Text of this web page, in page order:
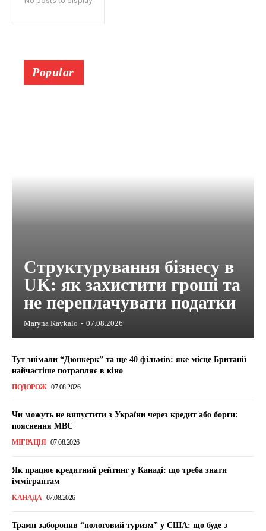
Popular
Структурування бізнесу в
UK: як захистити гроші та
не переплачувати податки
Maryna Kavkalo - 07.08.2026
Тут знімали “Дюнкерк” та ще 40 фільмів: яке місце Британії
найчастіше потрапляє в кіно
ПОДОРОЖ 07.08.2026
Чи можуть не випустити з України через кредит або борги:
пояснення МВС
МІГРАЦІЯ 07.08.2026
Як працює кредитний рейтинг у Канаді: що треба знати
іммігрантам
КАНАДА 07.08.2026
Трамп заборонив “пологовий туризм” у США: що буде з